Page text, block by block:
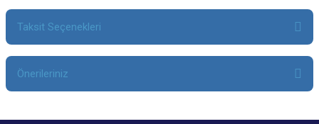
Bu ürüne ilk yorumu siz yapın!
Taksit Seçenekleri
Önerileriniz